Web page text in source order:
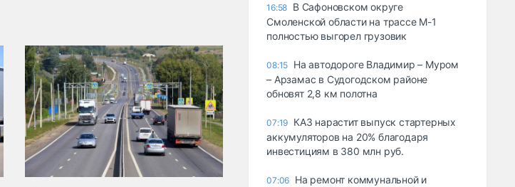
16:58 В Сафоновском округе
Смоленской области на трассе М-1
полностью выгорел грузовик
08:15 На автодороге Владимир – Муром
– Арзамас в Судогодском районе
обновят 2,8 км полотна
07:19 КАЗ нарастит выпуск стартерных
аккумуляторов на 20% благодаря
инвестициям в 380 млн руб.
07:06 На ремонт коммунальной и